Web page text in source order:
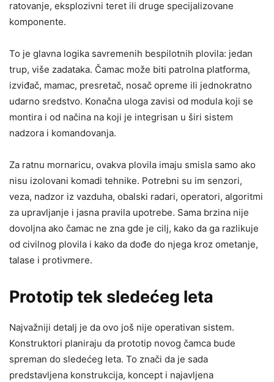
ratovanje, eksplozivni teret ili druge specijalizovane
komponente.
To je glavna logika savremenih bespilotnih plovila: jedan
trup, više zadataka. Čamac može biti patrolna platforma,
izviđač, mamac, presretač, nosač opreme ili jednokratno
udarno sredstvo. Konačna uloga zavisi od modula koji se
montira i od načina na koji je integrisan u širi sistem
nadzora i komandovanja.
Za ratnu mornaricu, ovakva plovila imaju smisla samo ako
nisu izolovani komadi tehnike. Potrebni su im senzori,
veza, nadzor iz vazduha, obalski radari, operatori, algoritmi
za upravljanje i jasna pravila upotrebe. Sama brzina nije
dovoljna ako čamac ne zna gde je cilj, kako da ga razlikuje
od civilnog plovila i kako da dođe do njega kroz ometanje,
talase i protivmere.
Prototip tek sledećeg leta
Najvažniji detalj je da ovo još nije operativan sistem.
Konstruktori planiraju da prototip novog čamca bude
spreman do sledećeg leta. To znači da je sada
predstavljena konstrukcija, koncept i najavljena